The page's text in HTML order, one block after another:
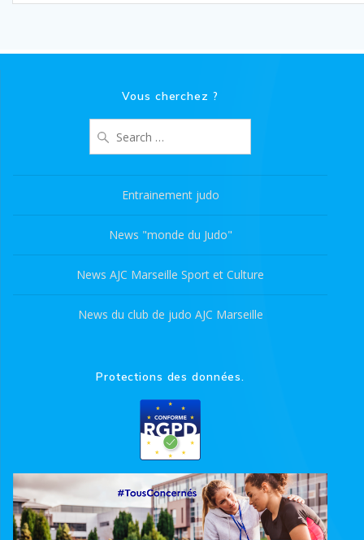
Vous cherchez ?
for:
Entrainement judo
News "monde du Judo"
News AJC Marseille Sport et Culture
News du club de judo AJC Marseille
Protections des données.